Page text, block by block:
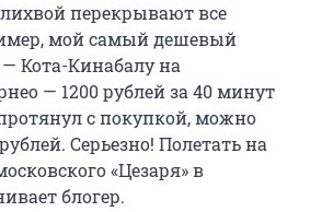
перекрывают все
мой самый дешевый
Кота-Кинабалу на
— 1200 рублей за 40 минут
с покупкой, можно
Серьезно! Полетать на
«Цезаря» в
блогер.